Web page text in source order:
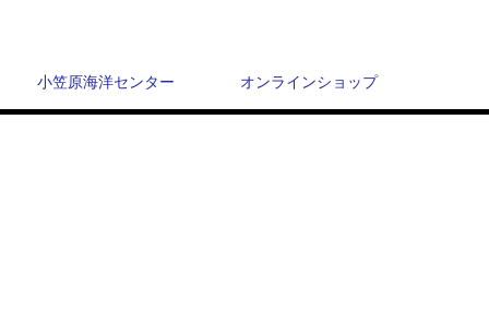
小笠原海洋センター オンラインショップ